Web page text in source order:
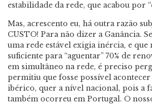
estabilidade da rede, que acabou por
Mas, acrescento eu, há outra razão
CUSTO! Para não dizer a Ganância.
uma rede estável exigia inércia, e
suficiente para “aguentar” 70% de
em simultâneo na rede, é preciso
permitiu que fosse possível
ibérico, quer a nível nacional, pois a
também ocorreu em Portugal. O